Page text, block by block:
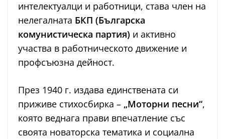
интелектуалци и работници, става член на
нелегалната БКП (Българска
комунистическа партия) и активно
участва в работническото движение и
профсъюзна дейност.
През 1940 г. издава единствената си
приживе стихосбирка – „Моторни песни“,
която веднага прави впечатление със
своята новаторска тематика и социална